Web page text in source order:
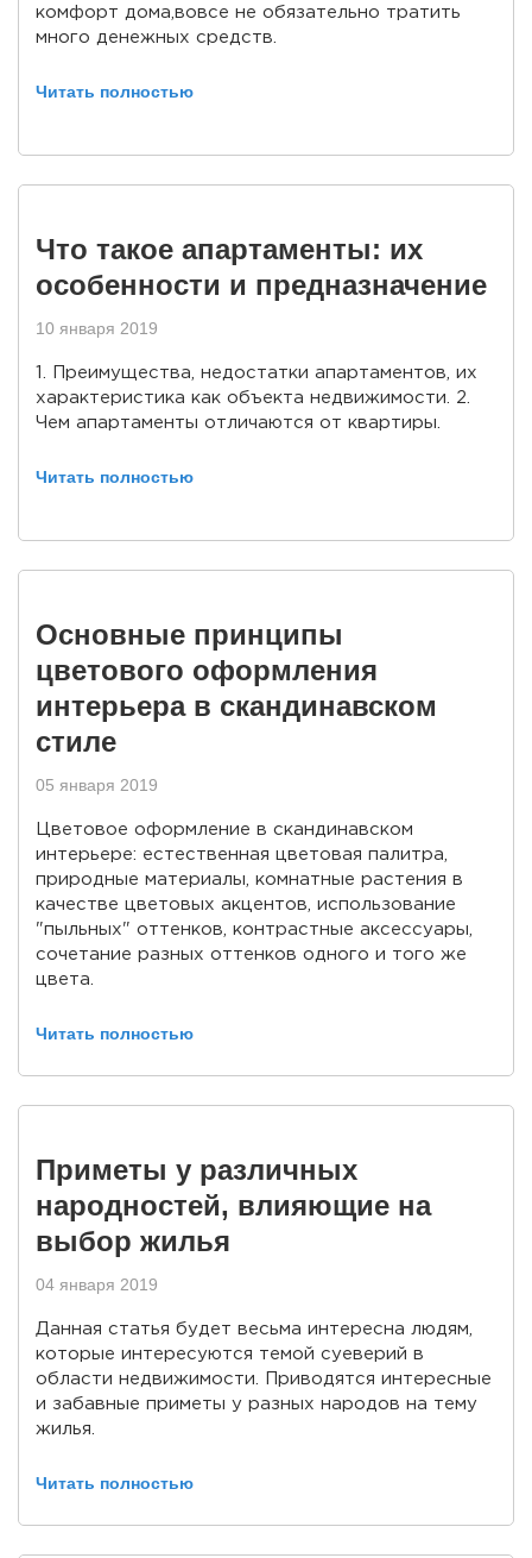
комфорт дома,вовсе не обязательно тратить
много денежных средств.
Читать полностью
Что такое апартаменты: их
особенности и предназначение
10 января 2019
1. Преимущества, недостатки апартаментов, их
характеристика как объекта недвижимости. 2.
Чем апартаменты отличаются от квартиры.
Читать полностью
Основные принципы
цветового оформления
интерьера в скандинавском
стиле
05 января 2019
Цветовое оформление в скандинавском
интерьере: естественная цветовая палитра,
природные материалы, комнатные растения в
качестве цветовых акцентов, использование
"пыльных" оттенков, контрастные аксессуары,
сочетание разных оттенков одного и того же
цвета.
Читать полностью
Приметы у различных
народностей, влияющие на
выбор жилья
04 января 2019
Данная статья будет весьма интересна людям,
которые интересуются темой суеверий в
области недвижимости. Приводятся интересные
и забавные приметы у разных народов на тему
жилья.
Читать полностью